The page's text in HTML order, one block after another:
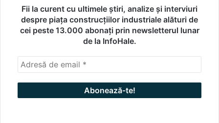
Fii la curent cu ultimele știri, analize și interviuri
despre piața construcțiilor industriale alături de
cei peste 13.000 abonați prin newsletterul lunar
de la InfoHale.